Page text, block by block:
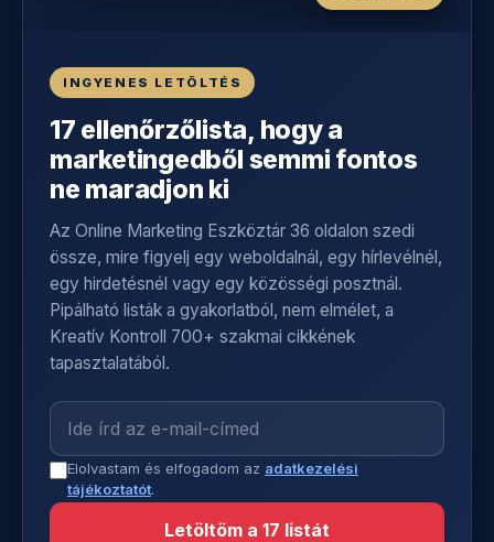
INGYENES LETÖLTÉS
17 ellenőrzőlista, hogy a
marketingedből semmi fontos
ne maradjon ki
Az Online Marketing Eszköztár 36 oldalon szedi
össze, mire figyelj egy weboldalnál, egy hírlevélnél,
egy hirdetésnél vagy egy közösségi posztnál.
Pipálható listák a gyakorlatból, nem elmélet, a
Kreatív Kontroll 700+ szakmai cikkének
tapasztalatából.
Elolvastam és elfogadom az adatkezelési
tájékoztatót.
Letöltöm a 17 listát